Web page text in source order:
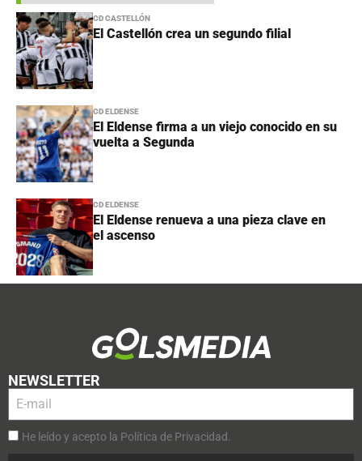
CD CASTELLÓN
El Castellón crea un segundo filial
CD ELDENSE
El Eldense firma a un viejo conocido en su
vuelta a Segunda
CD ELDENSE
El Eldense renueva a una pieza clave en
el ascenso
NEWSLETTER
He leído y acepto la Política de Privacidad.